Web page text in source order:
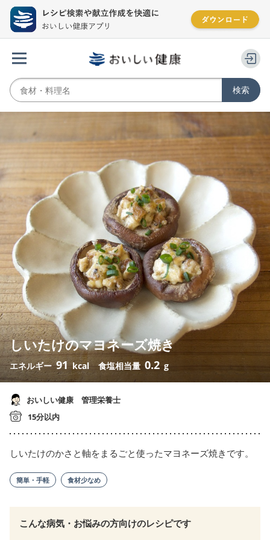
しいたけのマヨネーズ焼き
エネルギー91 kcal 食塩相当量 0.2 g
おいしい健康 管理栄養士
15分以内
しいたけのかさと軸をまるごと使ったマヨネーズ焼きです。
簡単・手軽 食材少なめ
こんな病気・お悩みの方向けのレシピです